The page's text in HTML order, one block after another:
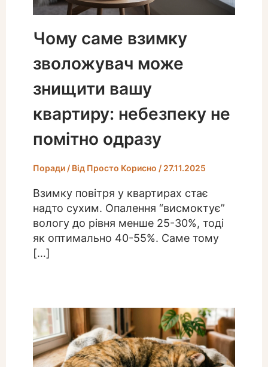
Чому саме взимку
зволожувач може
знищити вашу
квартиру: небезпеку не
помітно одразу
Поради/ Від Просто Корисно / 27.11.2025
Взимку повітря у квартирах стає
надто сухим. Опалення “висмоктує”
вологу до рівня менше 25-30%, тоді
як оптимально 40-55%. Саме тому
[…]